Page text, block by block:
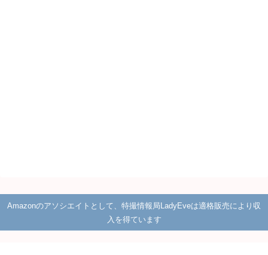
Amazonのアソシエイトとして、特撮情報局LadyEveは適格販売により収
入を得ています